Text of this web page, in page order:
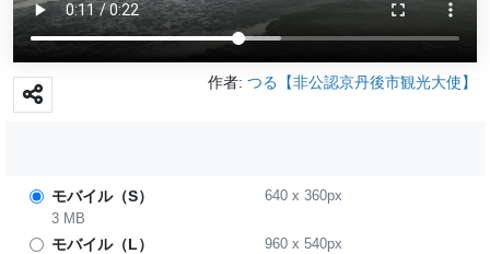
作者: つる【非公認京丹後市観光大使】
モバイル（S） 640x 360px
3 MB
モバイル（L） 960x 540px